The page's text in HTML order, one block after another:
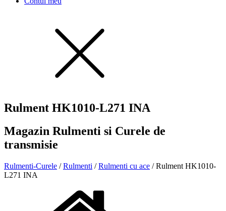
Rulment HK1010-L271 INA
Magazin Rulmenti si Curele de
transmisie
Rulmenti-Curele /Rulmenti /Rulmenti cu ace / Rulment HK1010-
L271 INA